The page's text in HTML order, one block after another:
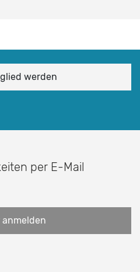
werden
per E-Mail